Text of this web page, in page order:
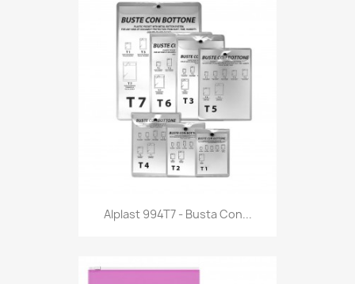
Anteprima
Alplast 994T7 - Busta Con...